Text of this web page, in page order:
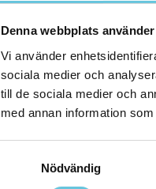
Denna webbplats
Vi använder
sociala medier och
till de sociala medier och
med annan information
Nödvändig